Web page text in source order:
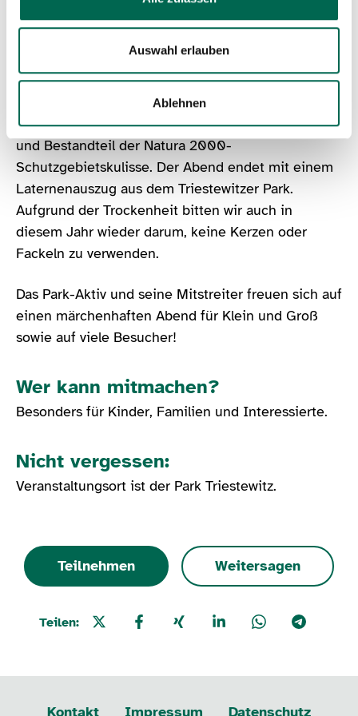
Auswahl erlauben
Ablehnen
für das leibliche Wohl ist gesorgt.
Der LPV Torgau-Oschatz informiert im Zuge der
Veranstaltung über den Erhalt des historischen
Parkes, die alten absterbenden Eichen als
Lebensraum für den streng geschützten Heldbock
und Bestandteil der Natura 2000-
Schutzgebietskulisse. Der Abend endet mit einem
Laternenauszug aus dem Triestewitzer Park.
Aufgrund der Trockenheit bitten wir auch in
diesem Jahr wieder darum, keine Kerzen oder
Fackeln zu verwenden.
Das Park-Aktiv und seine Mitstreiter freuen sich auf
einen märchenhaften Abend für Klein und Groß
sowie auf viele Besucher!
Wer kann mitmachen?
Besonders für Kinder, Familien und Interessierte.
Nicht vergessen:
Veranstaltungsort ist der Park Triestewitz.
Teilnehmen Weitersagen
Teilen:
Kontakt Impressum Datenschutz